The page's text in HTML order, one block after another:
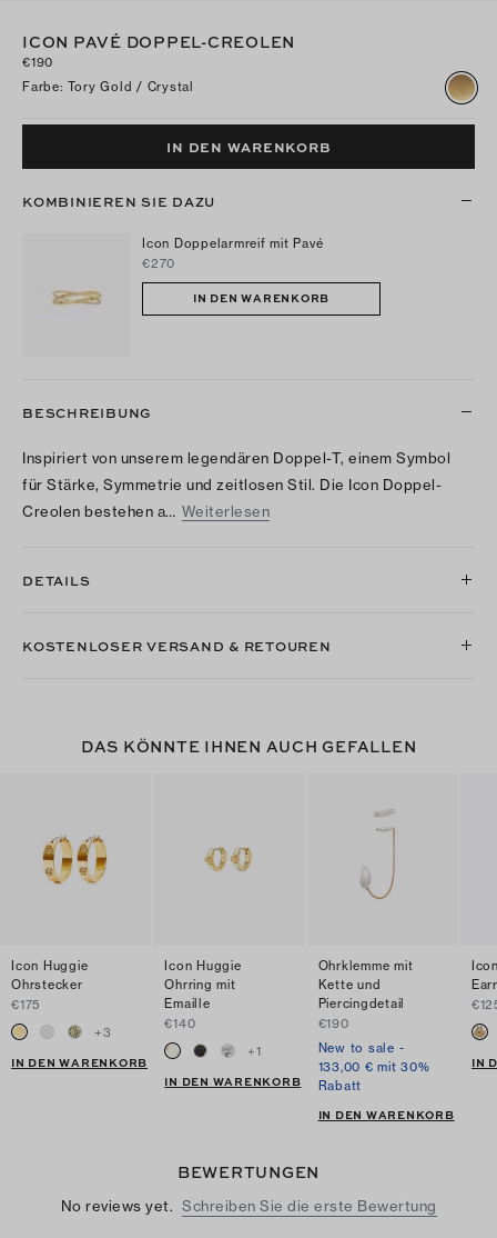
ICON PAVÉ DOPPEL-CREOLEN
€190
Farbe: Tory Gold / Crystal
IN DEN WARENKORB
KOMBINIEREN SIE DAZU
Icon Doppelarmreif mit Pavé
€270
IN DEN WARENKORB
BESCHREIBUNG
Inspiriert von unserem legendären Doppel-T, einem Symbol
für Stärke, Symmetrie und zeitlosen Stil. Die Icon Doppel-
Creolen bestehen a… Weiterlesen
DETAILS
KOSTENLOSER VERSAND & RETOUREN
DAS KÖNNTE IHNEN AUCH GEFALLEN
Icon Huggie
Ohrstecker
€175
+3
IN DEN WARENKORB
Icon Huggie
Ohrring mit
Emaille
€140
+1
IN DEN WARENKORB
Ohrklemme mit
Kette und
Piercingdetail
€190
New to sale -
133,00 € mit 30%
Rabatt
IN DEN WARENKORB
IN
BEWERTUNGEN
No reviews yet. Schreiben Sie die erste Bewertung